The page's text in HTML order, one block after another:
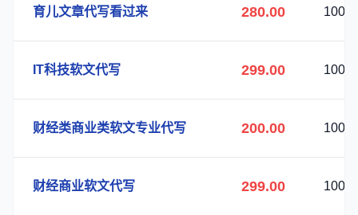
育儿文章代写看过来 280.00 1000
IT科技软文代写 299.00 1000
财经类商业类软文专业代写 200.00 1000
财经商业软文代写 299.00 1000